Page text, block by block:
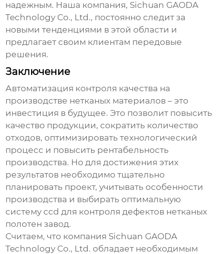
надежным. Наша компания, Sichuan GAODA
Technology Co., Ltd., постоянно следит за
новыми тенденциями в этой области и
предлагает своим клиентам передовые
решения.
Заключение
Автоматизация контроля качества на
производстве нетканых материалов – это
инвестиция в будущее. Это позволит повысить
качество продукции, сократить количество
отходов, оптимизировать технологический
процесс и повысить рентабельность
производства. Но для достижения этих
результатов необходимо тщательно
планировать проект, учитывать особенности
производства и выбирать оптимальную
системуccd для контроля дефектов нетканых
полотен завод.
Считаем, что компания Sichuan GAODA
Technology Co., Ltd. обладает необходимым